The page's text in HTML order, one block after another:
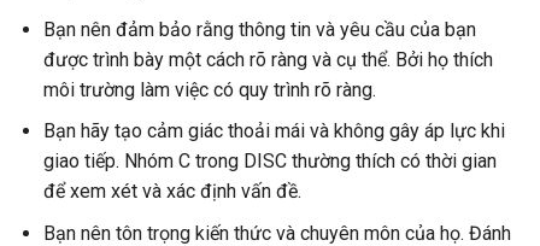
Bạn nên đảm bảo rằng thông tin và yêu cầu của bạn
được trình bày một cách rõ ràng và cụ thể. Bởi họ thích
môi trường làm việc có quy trình rõ ràng.
Bạn hãy tạo cảm giác thoải mái và không gây áp lực khi
giao tiếp. Nhóm C trong DISC thường thích có thời gian
để xem xét và xác định vấn đề.
Bạn nên tôn trọng kiến thức và chuyên môn của họ. Đánh